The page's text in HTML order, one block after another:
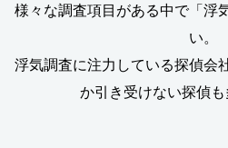
様々な調査項目がある中で「浮
い。
浮気調査に注力している探偵会
か引き受けない探偵も